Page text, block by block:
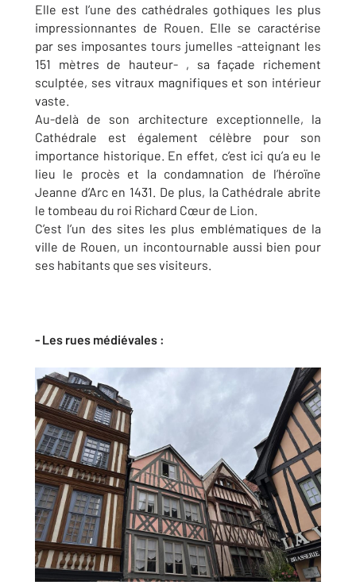
Elle est l’une des cathédrales gothiques les plus
impressionnantes de Rouen. Elle se caractérise
par ses imposantes tours jumelles -atteignant les
151 mètres de hauteur- , sa façade richement
sculptée, ses vitraux magnifiques et son intérieur
vaste.
Au-delà de son architecture exceptionnelle, la
Cathédrale est également célèbre pour son
importance historique. En effet, c’est ici qu’a eu le
lieu le procès et la condamnation de l’héroïne
Jeanne d’Arc en 1431. De plus, la Cathédrale abrite
le tombeau du roi Richard Cœur de Lion.
C’est l’un des sites les plus emblématiques de la
ville de Rouen, un incontournable aussi bien pour
ses habitants que ses visiteurs.
- Les rues médiévales :